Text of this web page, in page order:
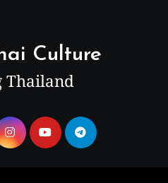
Culture
Thailand